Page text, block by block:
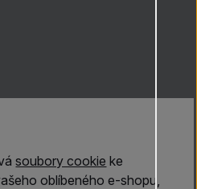
soubory cookie ke
oblíbeného e-shopu,